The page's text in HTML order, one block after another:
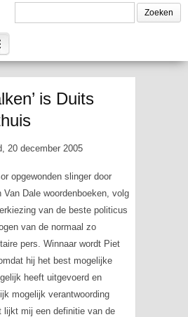
is Duits
20 december 2005
opgewonden slinger door
Dale woordenboeken, volg
van de beste politicus
van de normaal zo
pers. Winnaar wordt Piet
hij het best mogelijke
heeft uitgevoerd en
mogelijk verantwoording
lijkt mij een definitie van de